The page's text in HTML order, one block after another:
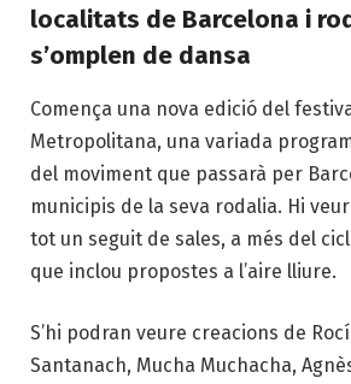
localitats de Barcelona i
s’omplen de dansa
Comença una nova edició del
Metropolitana, una variada
del moviment que passarà per
municipis de la seva rodalia. Hi
tot un seguit de sales, a més del
que inclou propostes a l’aire lliure.
S’hi podran veure creacions de
Santanach, Mucha Muchacha,